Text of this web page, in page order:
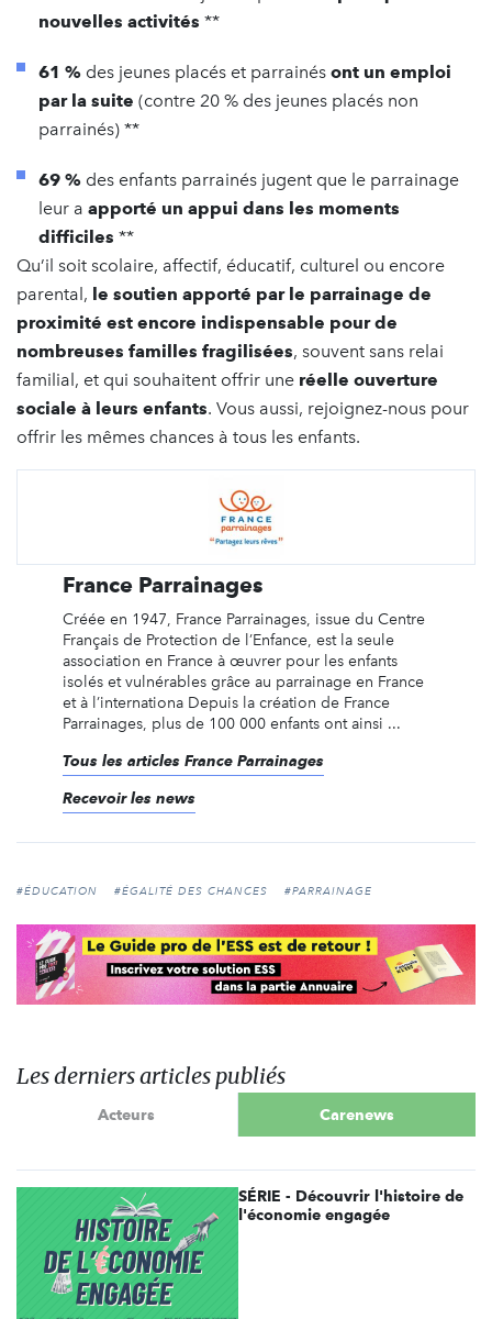
nouvelles activités **
61 % des jeunes placés et parrainés ont un emploi
par la suite (contre 20 % des jeunes placés non
parrainés) **
69 % des enfants parrainés jugent que le parrainage
leur a apporté un appui dans les moments
difficiles **
Qu’il soit scolaire, affectif, éducatif, culturel ou encore
parental, le soutien apporté par le parrainage de
proximité est encore indispensable pour de
nombreuses familles fragilisées, souvent sans relai
familial, et qui souhaitent offrir une réelle ouverture
sociale à leurs enfants. Vous aussi, rejoignez-nous pour
offrir les mêmes chances à tous les enfants.
France Parrainages
Créée en 1947, France Parrainages, issue du Centre
Français de Protection de l’Enfance, est la seule
association en France à œuvrer pour les enfants
isolés et vulnérables grâce au parrainage en France
et à l’internationa Depuis la création de France
Parrainages, plus de 100 000 enfants ont ainsi ...
Tous les articles France Parrainages
Recevoir les news
#ÉDUCATION #ÉGALITÉ DES CHANCES #PARRAINAGE
Les derniers articles publiés
Acteurs Carenews
SÉRIE - Découvrir l'histoire de
l'économie engagée